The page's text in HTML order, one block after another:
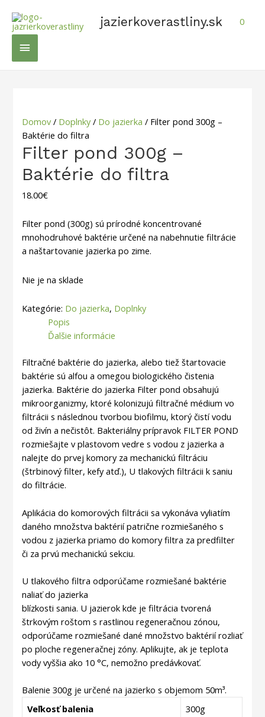
obsah
jazierkoverastliny.sk
Hlavné
0
Domov / Doplnky/ Do jazierka / Filter pond 300g –
Baktérie do filtra
Filter pond 300g –
Baktérie do filtra
18.00€
Filter pond (300g) sú prírodné koncentrované
mnohodruhové baktérie určené na nabehnutie filtrácie
a naštartovanie jazierka po zime.
Nie je na sklade
Kategórie: Do jazierka, Doplnky
Popis
Ďalšie informácie
Filtračné baktérie do jazierka, alebo tiež štartovacie
baktérie sú alfou a omegou biologického čistenia
jazierka. Baktérie do jazierka Filter pond obsahujú
mikroorganizmy, ktoré kolonizujú filtračné médium vo
filtrácii s následnou tvorbou biofilmu, ktorý čistí vodu
od živín a nečistôt. Bakteriálny prípravok FILTER POND
rozmiešajte v plastovom vedre s vodou z jazierka a
nalejte do prvej komory za mechanickú filtráciu
(štrbinový filter, kefy atď.), U tlakových filtrácii k saniu
do filtrácie.
Aplikácia do komorových filtrácii sa vykonáva vyliatím
daného množstva baktérií patrične rozmiešaného s
vodou z jazierka priamo do komory filtra za predfilter
či za prvú mechanickú sekciu.
U tlakového filtra odporúčame rozmiešané baktérie
naliať do jazierka
blízkosti sania. U jazierok kde je filtrácia tvorená
štrkovým roštom s rastlinou regeneračnou zónou,
odporúčame rozmiešané dané množstvo baktérií rozliať
po ploche regeneračnej zóny. Aplikujte, ak je teplota
vody vyššia ako 10 °C, nemožno predávkovať.
Balenie 300g je určené na jazierko s objemom 50m³.
Veľkosť balenia
300g